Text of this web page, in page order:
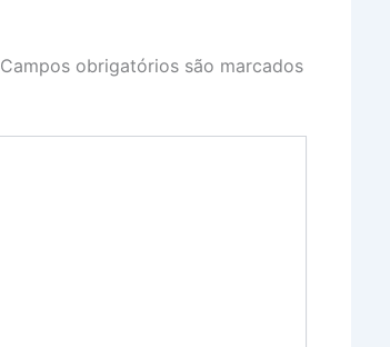
Campos obrigatórios são marcados